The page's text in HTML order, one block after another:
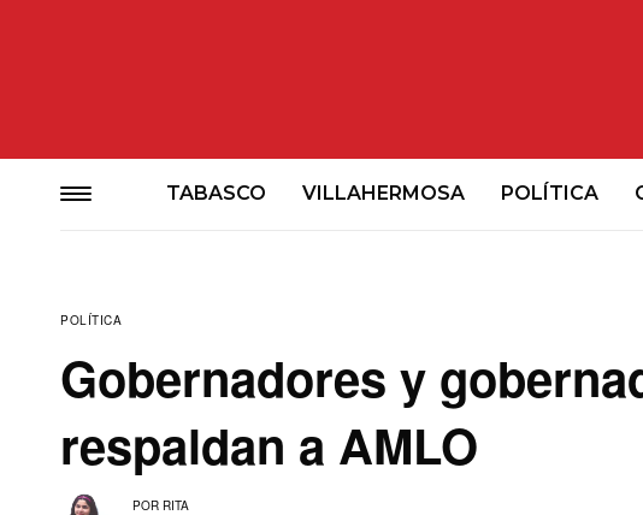
TABASCO VILLAHERMOSA POLÍTICA
POLÍTICA
Gobernadores y
respaldan a AMLO
POR RITA